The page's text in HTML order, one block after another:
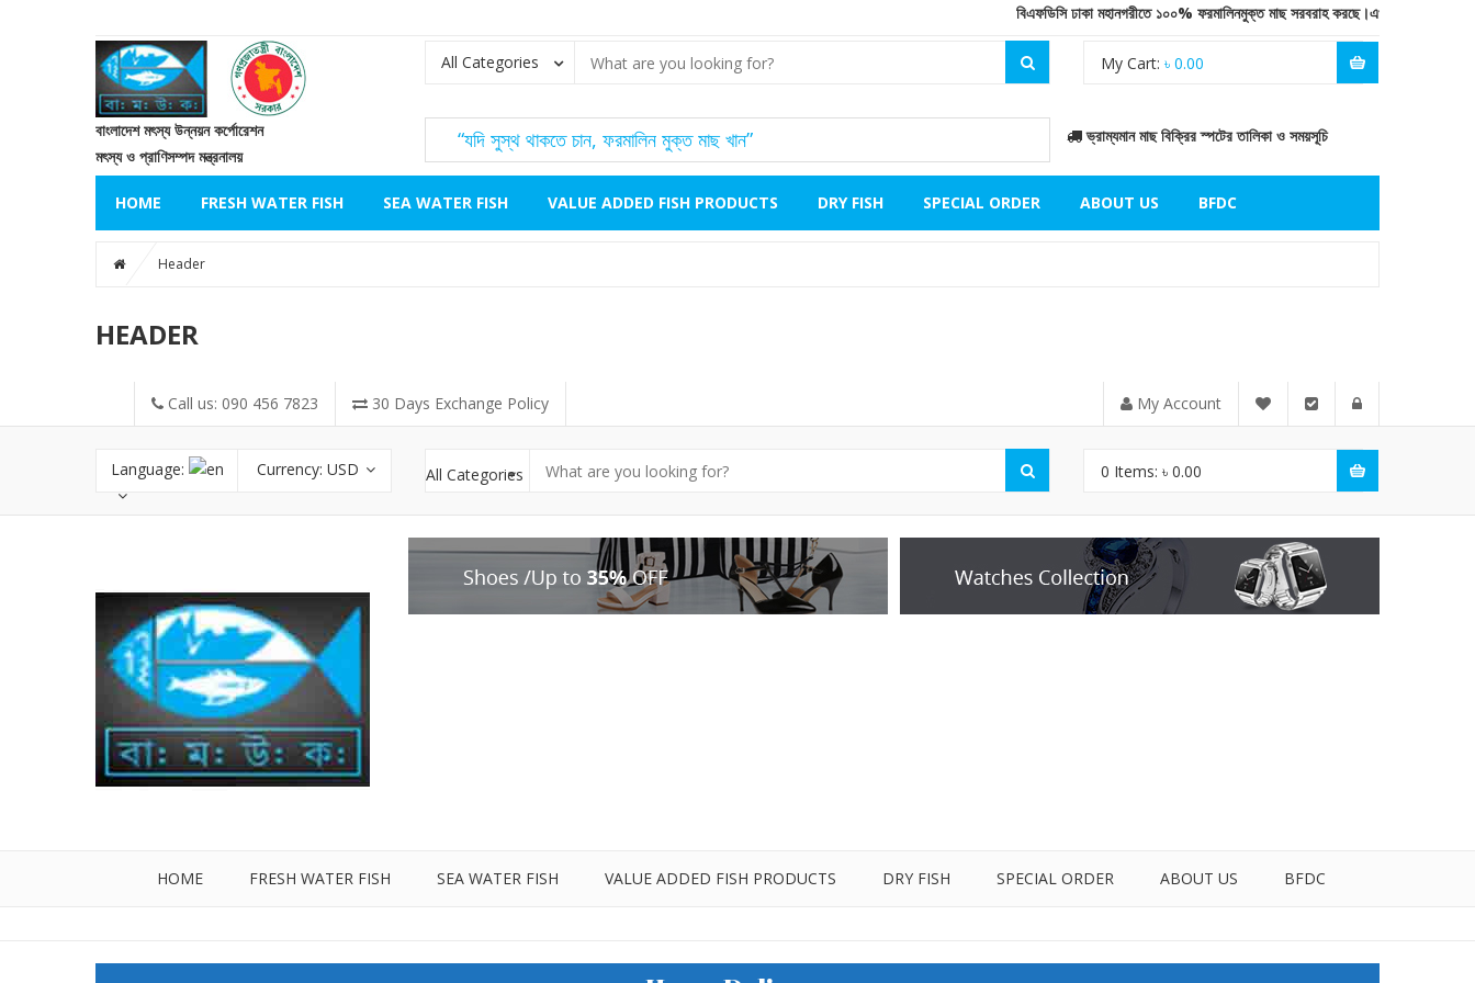
বিএফডিসি ঢাকা মহানগরীতে ১০০% ফরমালিনমুক্ত মাছ সরবরাহ করছে।এখানে দেশের উপকূলীয়
All Categories My Cart: ৳ 0.00
বাংলাদেশ মৎস্য উন্নয়ন কর্পোরেশন
মৎস্য ও প্রাণিসম্পদ মন্ত্রনালয়
“যদি সুস্থ থাকতে চান, ফরমালিন মুক্ত মাছ খান” ভ্রাম্যমান মাছ বিক্রির স্পটের তালিকা ও সময়সূচি
HOME FRESH WATER FISH SEA WATER FISH VALUE ADDED FISH PRODUCTS DRY FISH SPECIAL ORDER ABOUT US BFDC
Header
HEADER
Call us: 090 456 7823 30 Days Exchange Policy My Account
Language: Currency: USD 0 Items: ৳ 0.00
HOME FRESH WATER FISH SEA WATER FISH VALUE ADDED FISH PRODUCTS DRY FISH SPECIAL ORDER ABOUT US BFDC